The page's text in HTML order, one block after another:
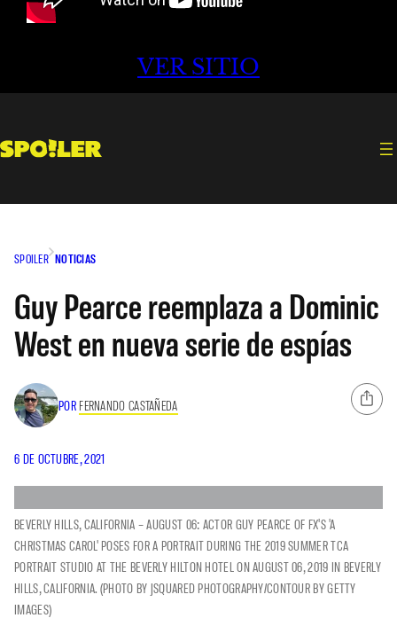
VER SITIO
SPOILER NOTICIAS
Guy Pearce reemplaza a Dominic
West en nueva serie de espías
POR FERNANDO CASTAÑEDA
6 DE OCTUBRE, 2021
BEVERLY HILLS, CALIFORNIA – AUGUST 06: ACTOR GUY PEARCE OF FX'S 'A
CHRISTMAS CAROL' POSES FOR A PORTRAIT DURING THE 2019 SUMMER TCA
PORTRAIT STUDIO AT THE BEVERLY HILTON HOTEL ON AUGUST 06, 2019 IN BEVERLY
HILLS, CALIFORNIA. (PHOTO BY JSQUARED PHOTOGRAPHY/CONTOUR BY GETTY
IMAGES)